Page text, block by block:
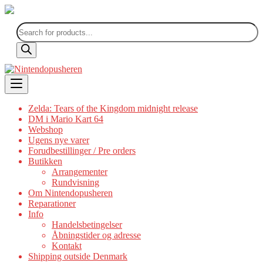
Products
search
Skip
to
content
Zelda: Tears of the Kingdom midnight release
DM i Mario Kart 64
Webshop
Ugens nye varer
Forudbestillinger / Pre orders
Butikken
Arrangementer
Rundvisning
Om Nintendopusheren
Reparationer
Info
Handelsbetingelser
Åbningstider og adresse
Kontakt
Shipping outside Denmark